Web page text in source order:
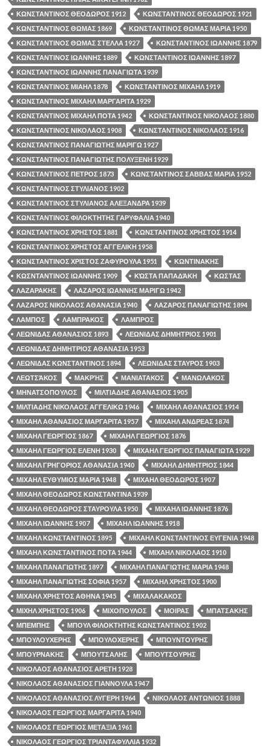
ΚΩΝΣΤΑΝΤΙΝΟΣ ΘΕΟΔΩΡΟΣ 1912
ΚΩΝΣΤΑΝΤΙΝΟΣ ΘΕΟΔΩΡΟΣ 1921
ΚΩΝΣΤΑΝΤΙΝΟΣ ΘΩΜΑΣ 1869
ΚΩΝΣΤΑΝΤΙΝΟΣ ΘΩΜΑΣ ΜΑΡΙΑ 1950
ΚΩΝΣΤΑΝΤΙΝΟΣ ΘΩΜΑΣ ΣΤΕΛΛΑ 1927
ΚΩΝΣΤΑΝΤΙΝΟΣ ΙΩΑΝΝΗΣ 1879
ΚΩΝΣΤΑΝΤΙΝΟΣ ΙΩΑΝΝΗΣ 1889
ΚΩΝΣΤΑΝΤΙΝΟΣ ΙΩΑΝΝΗΣ 1897
ΚΩΝΣΤΑΝΤΙΝΟΣ ΙΩΑΝΝΗΣ ΠΑΝΑΓΙΩΤΑ 1939
ΚΩΝΣΤΑΝΤΙΝΟΣ ΜΙΑΗΛ 1878
ΚΩΝΣΤΑΝΤΙΝΟΣ ΜΙΧΑΗΛ 1919
ΚΩΝΣΤΑΝΤΙΝΟΣ ΜΙΧΑΗΛ ΜΑΡΓΑΡΙΤΑ 1929
ΚΩΝΣΤΑΝΤΙΝΟΣ ΜΙΧΑΗΛ ΠΟΤΑ 1942
ΚΩΝΣΤΑΝΤΙΝΟΣ ΝΙΚΟΛΑΟΣ 1880
ΚΩΝΣΤΑΝΤΙΝΟΣ ΝΙΚΟΛΑΟΣ 1908
ΚΩΝΣΤΑΝΤΙΝΟΣ ΝΙΚΟΛΑΟΣ 1916
ΚΩΝΣΤΑΝΤΙΝΟΣ ΠΑΝΑΓΙΩΤΗΣ ΜΑΡΙΓΩ 1927
ΚΩΝΣΤΑΝΤΙΝΟΣ ΠΑΝΑΓΙΩΤΗΣ ΠΟΛΥΞΕΝΗ 1929
ΚΩΝΣΤΑΝΤΙΝΟΣ ΠΕΤΡΟΣ 1873
ΚΩΝΣΤΑΝΤΙΝΟΣ ΣΑΒΒΑΣ ΜΑΡΙΑ 1952
ΚΩΝΣΤΑΝΤΙΝΟΣ ΣΤΥΛΙΑΝΟΣ 1902
ΚΩΝΣΤΑΝΤΙΝΟΣ ΣΤΥΛΙΑΝΟΣ ΑΛΕΞΑΝΔΡΑ 1939
ΚΩΝΣΤΑΝΤΙΝΟΣ ΦΙΛΟΚΤΗΤΗΣ ΓΑΡΥΦΑΛΙΑ 1940
ΚΩΝΣΤΑΝΤΙΝΟΣ ΧΡΗΣΤΟΣ 1881
ΚΩΝΣΤΑΝΤΙΝΟΣ ΧΡΗΣΤΟΣ 1914
ΚΩΝΣΤΑΝΤΙΝΟΣ ΧΡΗΣΤΟΣ ΑΓΓΕΛΙΚΗ 1958
ΚΩΝΣΤΑΝΤΙΝΟΣ ΧΡΙΣΤΟΣ ΖΑΦΥΡΟΥΛΑ 1951
ΚΩΝΤΙΝΑΚΗΣ
ΚΩΣΝΤΑΝΤΙΝΟΣ ΙΩΑΝΝΗΣ 1909
ΚΏΣΤΑ ΠΑΠΑΔΆΚΗ
ΚΩΣΤΑΣ
ΛΑΖΑΡΑΚΗΣ
ΛΑΖΑΡΟΣ ΙΩΑΝΝΗΣ ΜΑΡΙΓΩ 1942
ΛΑΖΑΡΟΣ ΝΙΚΟΛΑΟΣ ΑΘΑΝΑΣΙΑ 1940
ΛΑΖΑΡΟΣ ΠΑΝΑΓΙΩΤΗΣ 1894
ΛΑΜΠΟΣ
ΛΑΜΠΡΑΚΟΣ
ΛΑΜΠΡΟΣ
ΛΕΩΝΙΔΑΣ ΑΘΑΝΑΣΙΟΣ 1893
ΛΕΩΝΙΔΑΣ ΔΗΜΗΤΡΙΟΣ 1901
ΛΕΩΝΙΔΑΣ ΔΗΜΗΤΡΙΟΣ ΑΘΑΝΑΣΙΑ 1953
ΛΕΩΝΙΔΑΣ ΚΩΝΣΤΑΝΤΙΝΟΣ 1894
ΛΕΩΝΙΔΑΣ ΣΤΑΥΡΟΣ 1903
ΛΕΩΤΣΆΚΟΣ
ΜΑΚΡΉΣ ΜΑΝΙΑΤΑΚΟΣ
ΜΑΝΩΛΑΚΟΣ
ΜΗΝΑΤΣΟΠΟΥΛΟΣ
ΜΙΛΤΙΑΔΗΣ ΑΘΑΝΑΣΙΟΣ 1905
ΜΙΛΤΙΑΔΗΣ ΝΙΚΟΛΑΟΣ ΑΓΓΕΛΙΚΩ 1946
ΜΙΧΑΗΛ ΑΘΑΝΑΣΙΟΣ 1914
ΜΙΧΑΗΛ ΑΘΑΝΑΣΙΟΣ ΜΑΡΓΑΡΙΤΑ 1957
ΜΙΧΑΗΛ ΑΝΔΡΕΑΣ 1874
ΜΙΧΑΗΛ ΓΕΩΡΓΙΟΣ 1867
ΜΙΧΑΗΛ ΓΕΩΡΓΙΟΣ 1876
ΜΙΧΑΗΛ ΓΕΩΡΓΙΟΣ ΕΛΕΝΗ 1930
ΜΙΧΑΗΛ ΓΕΩΡΓΙΟΣ ΠΑΝΑΓΙΩΤΑ 1929
ΜΙΧΑΗΛ ΓΡΗΓΟΡΙΟΣ ΑΘΑΝΑΣΙΑ 1940
ΜΙΧΑΗΛ ΔΗΜΗΤΡΙΟΣ 1844
ΜΙΧΑΗΛ ΕΥΘΥΜΙΟΣ ΜΑΡΙΑ 1948
ΜΙΧΑΗΛ ΘΕΟΔΩΡΟΣ 1907
ΜΙΧΑΗΛ ΘΕΟΔΩΡΟΣ ΚΩΝΣΤΑΝΤΙΝΑ 1939
ΜΙΧΑΗΛ ΘΕΟΔΩΡΟΣ ΣΤΑΥΡΟΥΛΑ 1950
ΜΙΧΑΗΛ ΙΩΑΝΝΗΣ 1876
ΜΙΧΑΗΛ ΙΩΑΝΝΗΣ 1907
ΜΙΧΑΗΛ ΙΩΑΝΝΗΣ 1918
ΜΙΧΑΗΛ ΚΩΝΣΤΑΝΤΙΝΟΣ 1895
ΜΙΧΑΗΛ ΚΩΝΣΤΑΝΤΙΝΟΣ ΕΥΓΕΝΙΑ 1948
ΜΙΧΑΗΛ ΚΩΝΣΤΑΝΤΙΝΟΣ ΠΟΤΑ 1944
ΜΙΧΑΗΛ ΝΙΚΟΛΑΟΣ 1910
ΜΙΧΑΗΛ ΠΑΝΑΓΙΩΤΗΣ 1897
ΜΙΧΑΗΛ ΠΑΝΑΓΙΩΤΗΣ ΜΑΡΙΑ 1948
ΜΙΧΑΗΛ ΠΑΝΑΓΙΩΤΗΣ ΣΟΦΙΑ 1957
ΜΙΧΑΗΛ ΧΡΗΣΤΟΣ 1900
ΜΙΧΑΗΛ ΧΡΗΣΤΟΣ ΑΘΗΝΑ 1945
ΜΙΧΑΛΑΚΑΚΟΣ
ΜΙΧΗΛ ΧΡΗΣΤΟΣ 1906
ΜΙΧΟΠΟΥΛΟΣ ΜΟΙΡΑΣ
ΜΠΑΤΣΑΚΗΣ
ΜΠΕΜΠΗΣ
ΜΠΟΥΛ ΦΙΛΟΚΤΗΤΗΣ ΚΩΝΣΤΑΝΤΙΝΟΣ 1902
ΜΠΟΥΛΟΥΧΕΡΗΣ
ΜΠΟΥΛΟΧΕΡΗΣ
ΜΠΟΥΝΤΟΥΡΗΣ
ΜΠΟΥΡΝΑΚΗΣ
ΜΠΟΥΤΣΑΛΗΣ
ΜΠΟΥΤΣΟΥΡΗΣ
ΝΙΚΟΛΑΟΣ ΑΘΑΝΑΣΙΟΣ ΑΡΕΤΗ 1928
ΝΙΚΟΛΑΟΣ ΑΘΑΝΑΣΙΟΣ ΓΙΑΝΝΟΥΛΑ 1947
ΝΙΚΟΛΑΟΣ ΑΘΑΝΑΣΙΟΣ ΛΥΓΕΡΗ 1964
ΝΙΚΟΛΑΟΣ ΑΝΤΩΝΙΟΣ 1888
ΝΙΚΟΛΑΟΣ ΓΕΩΡΓΙΟΣ ΜΑΡΓΑΡΙΤΑ 1940
ΝΙΚΟΛΑΟΣ ΓΕΩΡΓΙΟΣ ΜΕΤΑΞΙΑ 1961
ΝΙΚΟΛΑΟΣ ΓΕΩΡΓΙΟΣ ΤΡΙΑΝΤΑΦΥΛΛΙΑ 1932